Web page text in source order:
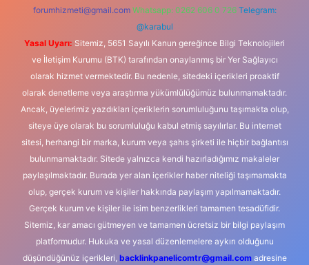
forumhizmeti@gmail.com Whatsapp: 0262 606 0 726 Telegram:
@karabul
Yasal Uyarı: Sitemiz, 5651 Sayılı Kanun gereğince Bilgi Teknolojileri
ve İletişim Kurumu (BTK) tarafından onaylanmış bir Yer Sağlayıcı
olarak hizmet vermektedir. Bu nedenle, sitedeki içerikleri proaktif
olarak denetleme veya araştırma yükümlülüğümüz bulunmamaktadır.
Ancak, üyelerimiz yazdıkları içeriklerin sorumluluğunu taşımakta olup,
siteye üye olarak bu sorumluluğu kabul etmiş sayılırlar. Bu internet
sitesi, herhangi bir marka, kurum veya şahıs şirketi ile hiçbir bağlantısı
bulunmamaktadır. Sitede yalnızca kendi hazırladığımız makaleler
paylaşılmaktadır. Burada yer alan içerikler haber niteliği taşımamakta
olup, gerçek kurum ve kişiler hakkında paylaşım yapılmamaktadır.
Gerçek kurum ve kişiler ile isim benzerlikleri tamamen tesadüfidir.
Sitemiz, kar amacı gütmeyen ve tamamen ücretsiz bir bilgi paylaşım
platformudur. Hukuka ve yasal düzenlemelere aykırı olduğunu
düşündüğünüz içerikleri, backlinkpanelicomtr@gmail.comadresine